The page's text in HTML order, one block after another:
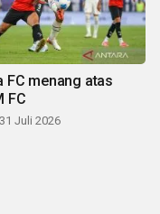
FC menang atas
FC
Juli 2026